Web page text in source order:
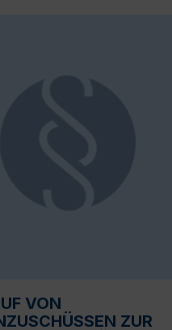
VON
ZUR